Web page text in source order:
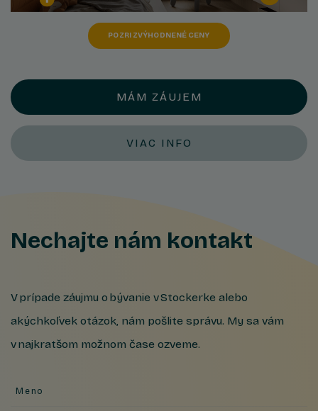
POZRI ZVÝHODNENÉ CENY
MÁM ZÁUJEM
VIAC INFO
Nechajte nám kontakt
V prípade záujmu o bývanie v Stockerke alebo
akýchkoľvek otázok, nám pošlite správu. My sa vám
v najkratšom možnom čase ozveme.
Meno